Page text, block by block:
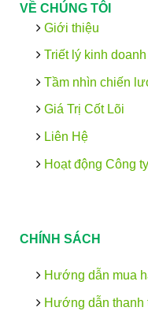
VỀ CHÚNG TÔI
Giới thiệu
Triết lý kinh doanh
Tầm nhìn chiến
Giá Trị Cốt Lõi
Liên Hệ
Hoạt động Công ty
CHÍNH SÁCH
Hướng dẫn mua
Hướng dẫn thanh